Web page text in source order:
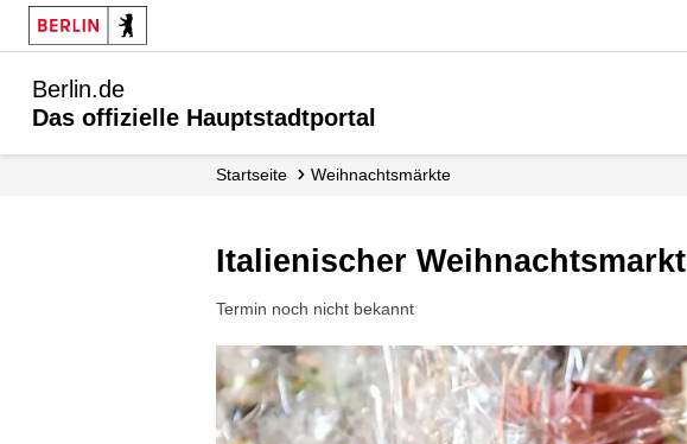
Berlin.de
Das offizielle Hauptstadtportal
Startseite Weihnachtsmärkte
Italienischer Weihnachtsmarkt
Termin noch nicht bekannt